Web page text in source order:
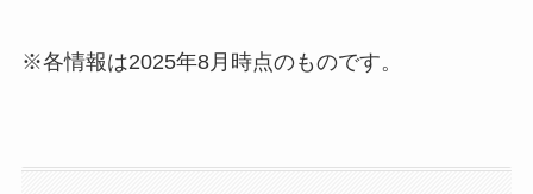
※各情報は2025年8月時点のものです。